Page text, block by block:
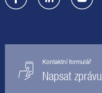
Kontaktní formulář
Napsat zprávu